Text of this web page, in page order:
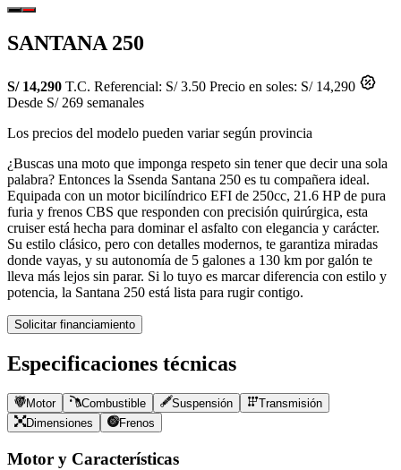
SANTANA 250
S/ 14,290 T.C. Referencial: S/ 3.50 Precio en soles: S/ 14,290
Desde S/ 269 semanales
Los precios del modelo pueden variar según provincia
¿Buscas una moto que imponga respeto sin tener que decir una sola
palabra? Entonces la Ssenda Santana 250 es tu compañera ideal.
Equipada con un motor bicilíndrico EFI de 250cc, 21.6 HP de pura
furia y frenos CBS que responden con precisión quirúrgica, esta
cruiser está hecha para dominar el asfalto con elegancia y carácter.
Su estilo clásico, pero con detalles modernos, te garantiza miradas
donde vayas, y su autonomía de 5 galones a 130 km por galón te
lleva más lejos sin parar. Si lo tuyo es marcar diferencia con estilo y
potencia, la Santana 250 está lista para rugir contigo.
Solicitar financiamiento
Especificaciones técnicas
Motor Combustible Suspensión
Transmisión
Dimensiones
Frenos
Motor y Características